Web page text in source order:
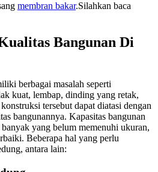
membran bakar.Silahkan baca
Bangunan Di
berbagai masalah seperti
kuat, lembap, dinding yang retak,
tersebut dapat diatasi dengan
bangunannya. Kapasitas bangunan
yang belum memenuhi ukuran,
Beberapa hal yang perlu
antara lain: